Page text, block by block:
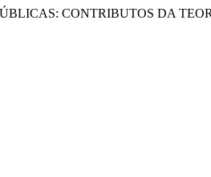
CONTRIBUTOS DA